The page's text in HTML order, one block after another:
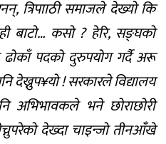
त्रिपााठी समाजले देख्यो कि
बाटो… कसो ? हेरि, सङ्घको
पदको दुरुपयोग गर्दै अरू
देख्नुप¥यो ! सरकारले विद्यालय
अभिभावकले भने छोराछोरी
देख्दा चाइन्जो तीनआँखे